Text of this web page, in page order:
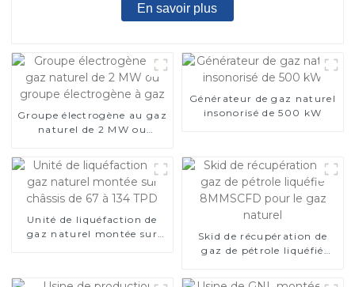
En savoir plus
Groupe électrogène au gaz
naturel de 2 MW ou
Générateur de gaz naturel
insonorisé de 500 kW
Unité de liquéfaction de
gaz naturel montée sur
Skid de récupération de
gaz de pétrole liquéfié